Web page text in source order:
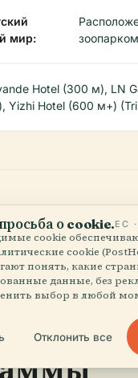
мир:
Hotel (300 м), LN
Yizhi Hotel (600 м+)
и
о cookie.ЕС
cookie
cookie
понять, какие
данные, без
выбор в любой
Отклонить все